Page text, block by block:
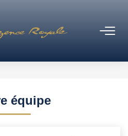
équipe